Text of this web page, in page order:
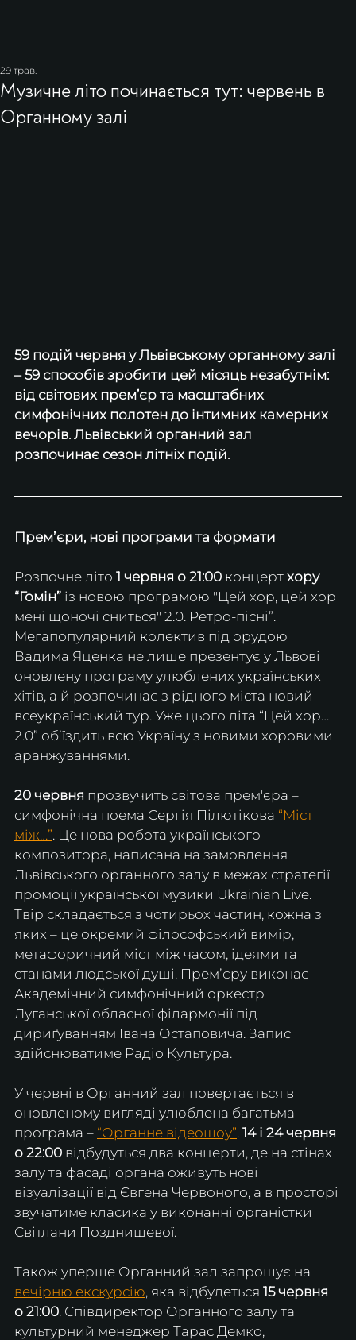
Музичне літо починається тут: червень в
Органному залі
29 трав.
59 подій червня у Львівському органному залі
– 59 способів зробити цей місяць незабутнім:
від світових прем’єр та масштабних
симфонічних полотен до інтимних камерних
вечорів. Львівський органний зал
розпочинає сезон літніх подій.
Премʼєри, нові програми та формати
Розпочне літо 1 червня о 21:00 концерт хору
“Гомін” із новою програмою "Цей хор, цей хор
мені щоночі сниться" 2.0. Ретро-пісні”.
Мегапопулярний колектив під орудою
Вадима Яценка не лише презентує у Львові
оновлену програму улюблених українських
хітів, а й розпочинає з рідного міста новий
всеукраїнський тур. Уже цього літа “Цей хор…
2.0” обʼїздить всю Україну з новими хоровими
аранжуваннями.
20 червня прозвучить світова прем'єра –
симфонічна поема Сергія Пілютікова “Міст
між…”. Це нова робота українського
композитора, написана на замовлення
Львівського органного залу в межах стратегії
промоції української музики Ukrainian Live.
Твір складається з чотирьох частин, кожна з
яких – це окремий філософський вимір,
метафоричний міст між часом, ідеями та
станами людської душі. Премʼєру виконає
Академічний симфонічний оркестр
Луганської обласної філармонії під
дириґуванням Івана Остаповича. Запис
здійснюватиме Радіо Культура.
У червні в Органний зал повертається в
оновленому вигляді улюблена багатьма
програма – “Органне відеошоу”. 14 і 24 червня
о 22:00 відбудуться два концерти, де на стінах
залу та фасаді органа оживуть нові
візуалізації від Євгена Червоного, а в просторі
звучатиме класика у виконанні органістки
Світлани Позднишевої.
Також уперше Органний зал запрошує на
вечірню екскурсію, яка відбудеться 15 червня
о 21:00. Співдиректор Органного залу та
культурний менеджер Тарас Демко,